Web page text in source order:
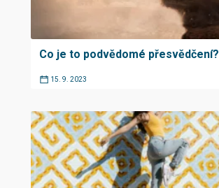
Co je to podvědomé přesvědčení?
15. 9. 2023